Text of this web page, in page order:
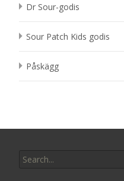
Dr Sour-godis
Sour Patch Kids godis
Påskägg
for: